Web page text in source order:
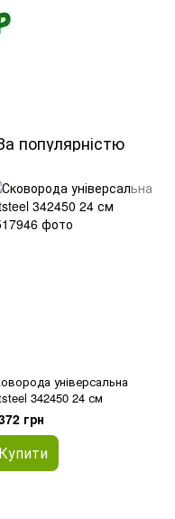
популярністю
універсальна
342450 24 см
грн
Купити